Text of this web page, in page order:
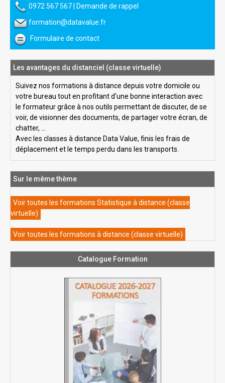
0972 567 567
Demande de rappel
formation@datavalue.fr
Formulaire de contact
Les avantages du distanciel (classe virtuelle)
Suivez nos formations à distance depuis votre domicile ou
votre bureau tout en profitant d'une bonne interaction avec
le formateur grâce à nos outils permettant de discuter, de se
voir, de visionner des documents, de partager votre écran, de
chatter, ...
Avec les classes à distance Data Value, finis les frais de
déplacement et le temps perdu dans les transports.
Sur le même thème
Voir toutes les formations Statistique à distance (classe
virtuelle)
Voir toutes les formations à distance (classe virtuelle)
Catalogue Formation